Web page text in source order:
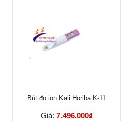
Bút đo ion Kali Horiba K-11
Giá: 7.496.000₫